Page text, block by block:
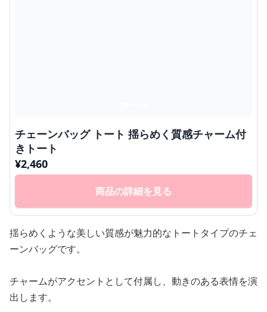
チェーンバッグ トート 揺らめく質感チャーム付
きトート
¥2,460
商品の詳細を見る
揺らめくような美しい質感が魅力的なトートタイプのチェ
ーンバッグです。
チャームがアクセントとして付属し、動きのある表情を演
出します。